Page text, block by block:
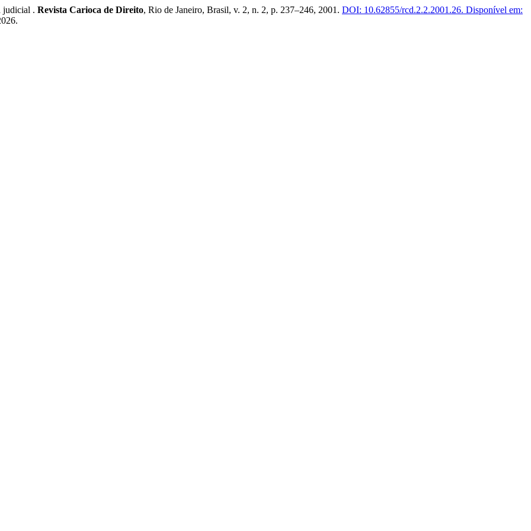
judicial . Revista Carioca de Direito, Rio de Janeiro, Brasil, v. 2, n. 2, p. 237–246, 2001. DOI: 10.62855/rcd.2.2.2001.26. Disponível em: